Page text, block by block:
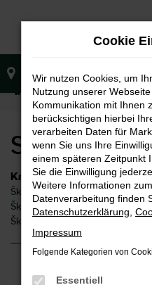
Zum
Startseite Fellbach Škoda
Skoda
Kategorie
Škoda Fabia Gebrauchtwagen
Škoda Fabia Fellbach
Škoda Fabia Neuwagen Fellbach
Fehler: Network
Cookie
Wir nutzen Cookies, um
Nutzung unserer
Kommunikation mit Ihnen
berücksichtigen hierbei
verarbeiten Daten für
wenn Sie uns Ihre
einem späteren Zeitpunkt
Sie die Einwilligung
Weitere Informationen
Datenverarbeitung finden
Datenschutzerklärung
Impressum
Folgende Kategorien von
Essentiell